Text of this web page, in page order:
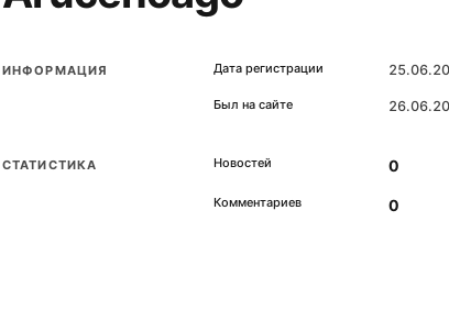
ИНФОРМАЦИЯ Дата регистрации
Был на сайте
СТАТИСТИКА Новостей 0
Комментариев 0